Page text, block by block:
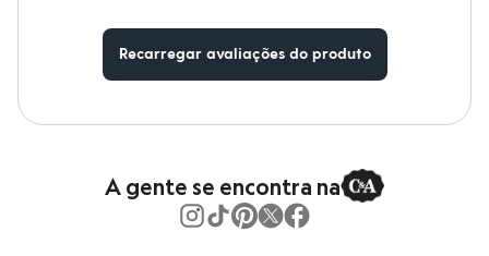
Casacos e Jaquetas
Bolsas e Mochilas
Chapéus e Bonés
Recarregar avaliações do produto
A gente se encontra na